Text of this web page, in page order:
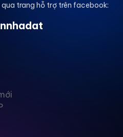
trang hỗ trợ trên facebook: